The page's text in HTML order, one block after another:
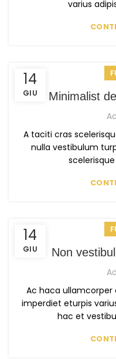
varius
14
GIU Minimalist
A taciti cras
nulla vestibulum
14
GIU Non
Ac haca
imperdiet eturpis
hac et